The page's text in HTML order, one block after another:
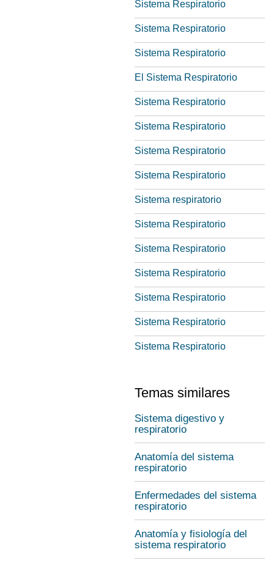
Sistema Respiratorio
Sistema Respiratorio
Sistema Respiratorio
El Sistema Respiratorio
Sistema Respiratorio
Sistema Respiratorio
Sistema Respiratorio
Sistema Respiratorio
Sistema respiratorio
Sistema Respiratorio
Sistema Respiratorio
Sistema Respiratorio
Sistema Respiratorio
Sistema Respiratorio
Sistema Respiratorio
Temas similares
Sistema digestivo y
respiratorio
Anatomía del sistema
respiratorio
Enfermedades del sistema
respiratorio
Anatomía y fisiología del
sistema respiratorio